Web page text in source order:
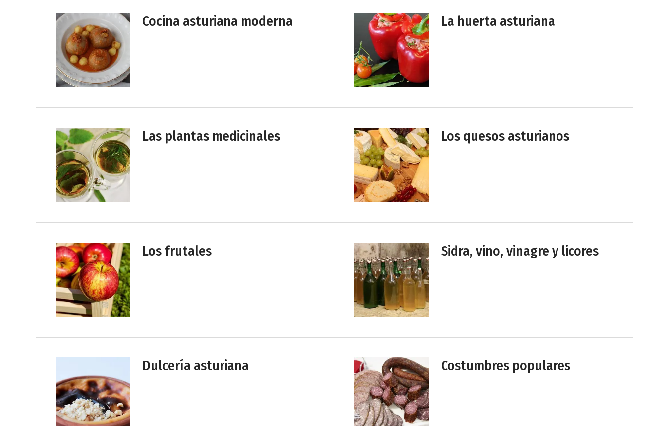
Cocina asturiana moderna La huerta asturiana
Las plantas medicinales Los quesos asturianos
Los frutales Sidra, vino, vinagre y licores
Dulcería asturiana Costumbres populares